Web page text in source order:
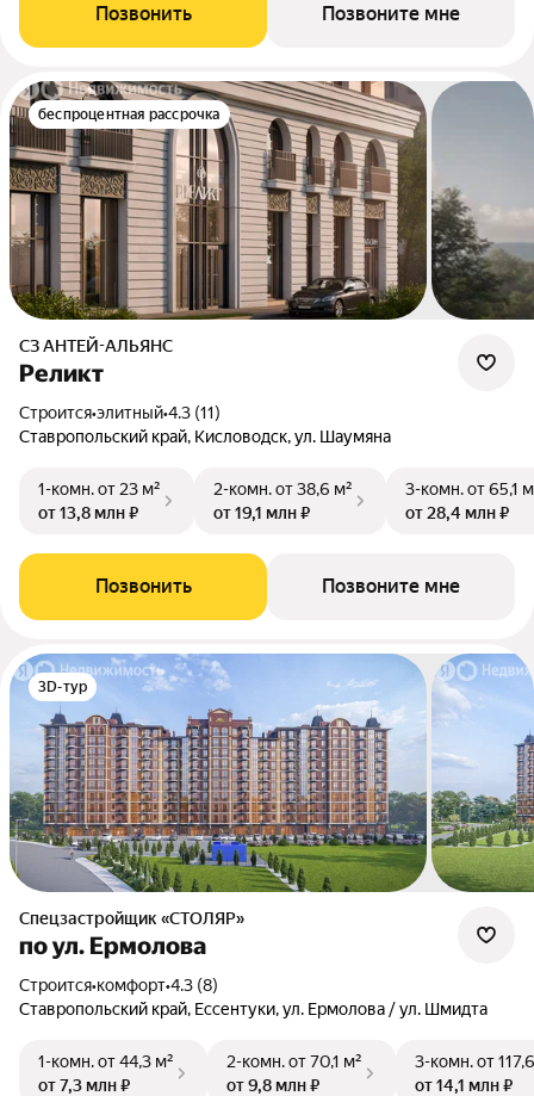
Позвонить Позвоните мне
беспроцентная рассрочка
СЗ АНТЕЙ-АЛЬЯНС
Реликт
Строится•элитный•4.3 (11)
Ставропольский край, Кисловодск, ул. Шаумяна
1-комн.от 23 м²
от 13,8 млн ₽
2-комн.от 38,6 м²
от 19,1 млн ₽
3-комн.от 65,1
от 28,4 млн ₽
Позвонить Позвоните мне
3D-тур
Спецзастройщик «СТОЛЯР»
по ул. Ермолова
Строится•комфорт•4.3 (8)
Ставропольский край, Ессентуки, ул. Ермолова / ул. Шмидта
1-комн.от 44,3 м²
от 7,3 млн ₽
2-комн.от 70,1 м²
от 9,8 млн ₽
3-комн.от
от 14,1 млн ₽